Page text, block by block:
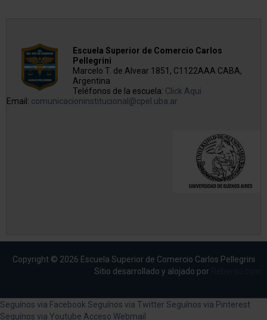
Escuela Superior de Comercio Carlos
Pellegrini
Marcelo T. de Alvear 1851, C1122AAA CABA,
Argentina
Teléfonos de la escuela: Click Aqui
Email: comunicacioninstitucional@cpel.uba.ar
Copyright © 2026 Escuela Superior de Comercio Carlos Pellegrini
Sitio desarrollado y alojado por
Seguínos via FacebookSeguínos via Twitter Seguínos via Pinterest
Seguínos via Youtube Acceso Webmail